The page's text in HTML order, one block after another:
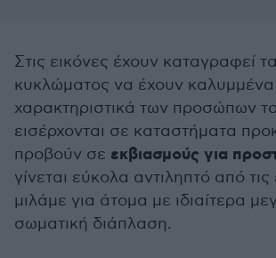
Στις εικόνες έχουν καταγραφεί
κυκλώματος να έχουν καλυμμένα
χαρακτηριστικά των προσώπων
εισέρχονται σε καταστήματα
προβούν σε εκβιασμούς για
γίνεται εύκολα αντιληπτό από τις
μιλάμε για άτομα με ιδιαίτερα
σωματική διάπλαση.